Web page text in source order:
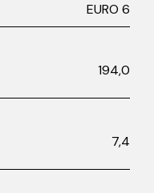
EURO 6
194,0
7,4